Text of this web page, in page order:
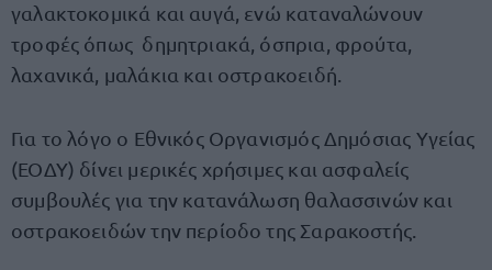
γαλακτοκομικά και αυγά, ενώ καταναλώνουν
τροφές όπως δημητριακά, όσπρια, φρούτα,
λαχανικά, μαλάκια και οστρακοειδή.
Για το λόγο ο Εθνικός Οργανισμός Δημόσιας Υγείας
(ΕΟΔΥ) δίνει μερικές χρήσιμες και ασφαλείς
συμβουλές για την κατανάλωση θαλασσινών και
οστρακοειδών την περίοδο της Σαρακοστής.